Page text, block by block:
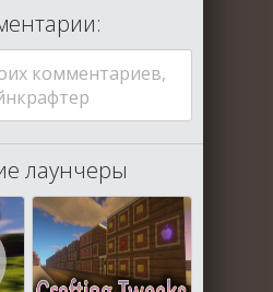
комментариев,
лаунчеры